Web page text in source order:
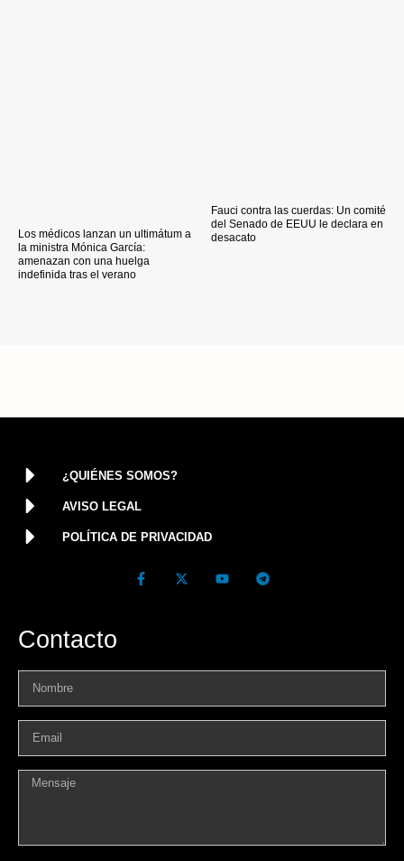
Los médicos lanzan un ultimátum a
la ministra Mónica García:
amenazan con una huelga
indefinida tras el verano
Fauci contra las cuerdas: Un comité
del Senado de EEUU le declara en
desacato
¿QUIÉNES SOMOS?
AVISO LEGAL
POLÍTICA DE PRIVACIDAD
Contacto